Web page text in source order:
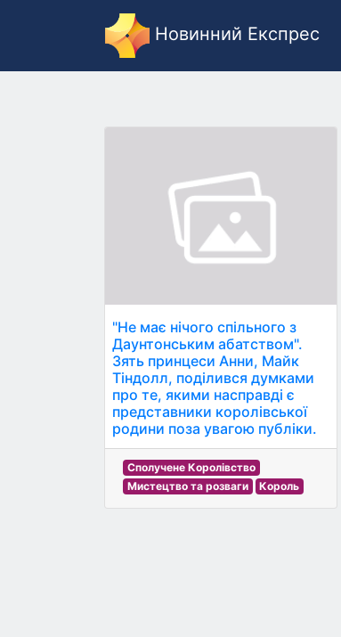
Новинний Експрес
"Не має нічого спільного з
Даунтонським абатством".
Зять принцеси Анни, Майк
Тіндолл, поділився думками
про те, якими насправді є
представники королівської
родини поза увагою публіки.
Сполучене Королівство
Мистецтво та розваги
Король